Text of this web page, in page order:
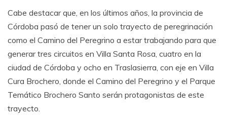
Cabe destacar que, en los últimos años, la provincia de
Córdoba pasó de tener un solo trayecto de peregrinación
como el Camino del Peregrino a estar trabajando para que
generar tres circuitos en Villa Santa Rosa, cuatro en la
ciudad de Córdoba y ocho en Traslasierra, con eje en Villa
Cura Brochero, donde el Camino del Peregrino y el Parque
Temático Brochero Santo serán protagonistas de este
trayecto.